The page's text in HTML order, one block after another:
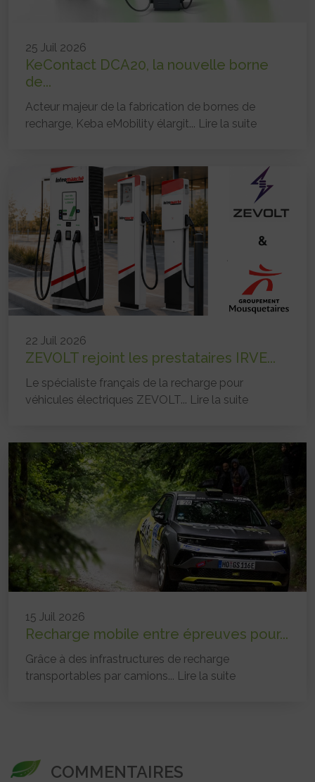
25 Juil 2026
KeContact DCA20, la nouvelle borne
de...
Acteur majeur de la fabrication de bornes de
recharge, Keba eMobility élargit... Lire la suite
22 Juil 2026
ZEVOLT rejoint les prestataires IRVE...
Le spécialiste français de la recharge pour
véhicules électriques ZEVOLT... Lire la suite
15 Juil 2026
Recharge mobile entre épreuves pour...
Grâce à des infrastructures de recharge
transportables par camions... Lire la suite
COMMENTAIRES